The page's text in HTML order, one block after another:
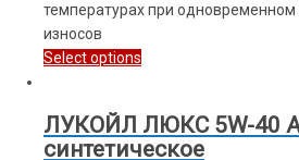
температурах при
износов
Select options
ЛУКОЙЛ ЛЮКС 5W-40
синтетическое